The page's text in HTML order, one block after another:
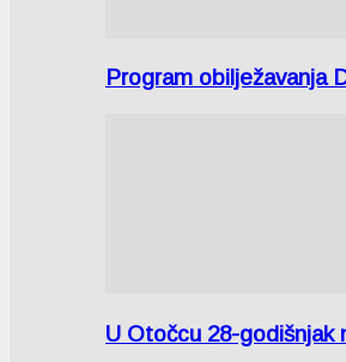
Program obilježavanja
U Otočcu 28-godišnjak